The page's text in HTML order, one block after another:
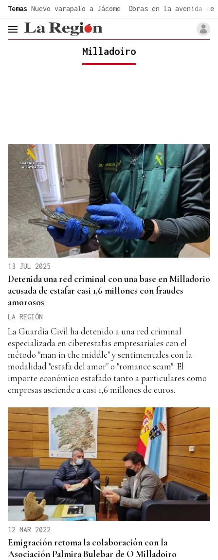
Temas Nuevo varapalo a Jácome Obras en la avenida de
header.menu.open
Milladoiro
13 JUL 2025
Detenida una red criminal con una base en Milladorio
acusada de estafar casi 1,6 millones con fraudes
amorosos
LA REGIÓN
La Guardia Civil ha detenido a una red criminal
especializada en ciberestafas empresariales con el
método "man in the middle" y sentimentales con la
modalidad "estafa del amor" o "romance scam". El
importe económico estafado tanto a particulares como
empresas asciende a casi 1,6 millones de euros.
12 MAR 2022
Emigración retoma la colaboración con la
Asociación Palmira Bulebar de O Milladoiro